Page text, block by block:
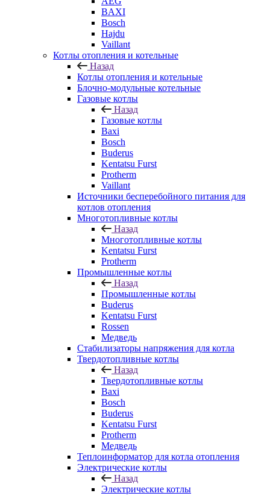
BAXI
Bosch
Hajdu
Vaillant
Котлы отопления и котельные
Назад
Котлы отопления и котельные
Блочно-модульные котельные
Газовые котлы
Назад
Газовые котлы
Baxi
Bosch
Buderus
Kentatsu Furst
Protherm
Vaillant
Источники бесперебойного питания для
котлов отопления
Многотопливные котлы
Назад
Многотопливные котлы
Kentatsu Furst
Protherm
Промышленные котлы
Назад
Промышленные котлы
Buderus
Kentatsu Furst
Rossen
Медведь
Стабилизаторы напряжения для котла
Твердотопливные котлы
Назад
Твердотопливные котлы
Baxi
Bosch
Buderus
Kentatsu Furst
Protherm
Медведь
Теплоинформатор для котла отопления
Электрические котлы
Назад
Электрические котлы